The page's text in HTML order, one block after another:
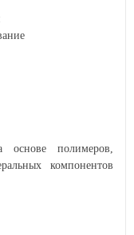
полимеров,
компонентов